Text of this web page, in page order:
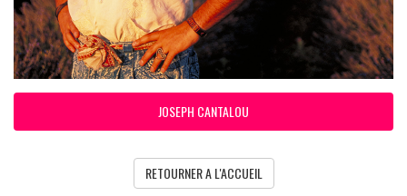
JOSEPH CANTALOU
RETOURNER A L'ACCUEIL